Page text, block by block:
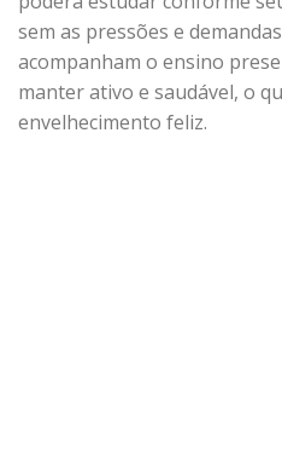
sem as pressões e
acompanham o ensino
manter ativo e saudável, o
envelhecimento feliz.